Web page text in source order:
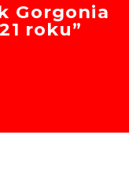
Gorgonia
roku”